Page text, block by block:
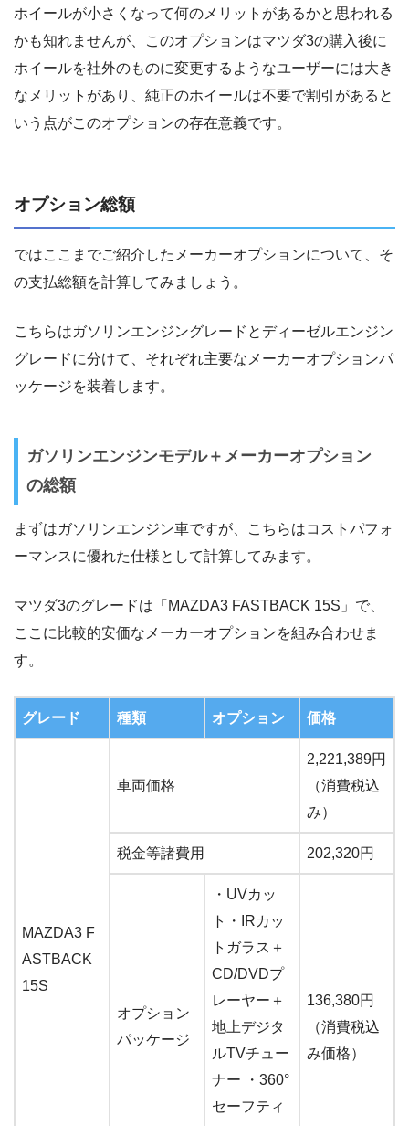
ホイールが小さくなって何のメリットがあるかと思われる
かも知れませんが、このオプションはマツダ3の購入後に
ホイールを社外のものに変更するようなユーザーには大き
なメリットがあり、純正のホイールは不要で割引があると
いう点がこのオプションの存在意義です。
オプション総額
ではここまでご紹介したメーカーオプションについて、そ
の支払総額を計算してみましょう。
こちらはガソリンエンジングレードとディーゼルエンジン
グレードに分けて、それぞれ主要なメーカーオプションパ
ッケージを装着します。
ガソリンエンジンモデル＋メーカーオプション
の総額
まずはガソリンエンジン車ですが、こちらはコストパフォ
ーマンスに優れた仕様として計算してみます。
マツダ3のグレードは「MAZDA3 FASTBACK 15S」で、
ここに比較的安価なメーカーオプションを組み合わせま
す。
グレード 種類 オプション 価格
MAZDA3 F
ASTBACK
15S
車両価格
2,221,389円
（消費税込
み）
税金等諸費用 202,320円
オプション
パッケージ
・UVカッ
ト・IRカッ
トガラス＋
CD/DVDプ
レーヤー＋
地上デジタ
ルTVチュー
ナー ・360°
セーフティ
136,380円
（消費税込
み価格）